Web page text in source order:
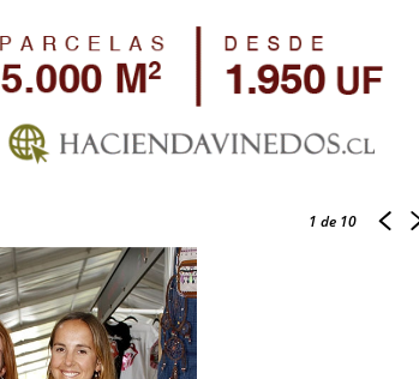
1 de 10